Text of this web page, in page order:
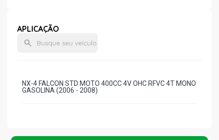
APLICAÇÃO
NX-4 FALCON STD MOTO 400CC 4V OHC RFVC 4T MONO
GASOLINA (2006 - 2008)